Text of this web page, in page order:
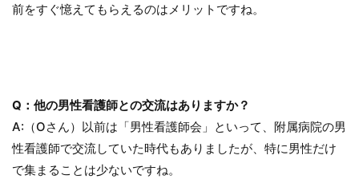
前をすぐ憶えてもらえるのはメリットですね。
Q：他の男性看護師との交流はありますか？
A:（Oさん）以前は「男性看護師会」といって、附属病院の男
性看護師で交流していた時代もありましたが、特に男性だけ
で集まることは少ないですね。